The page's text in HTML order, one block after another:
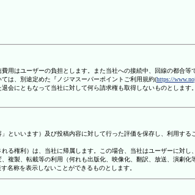
はユーザーの負担とします。また当社への接続中、回線の都合等
は、別途定めた『ノジマスーパーポイントご利用規約(https://
会にともなって当社に対して何ら請求権も取得しないものとし
といいます）及び投稿内容に対して行った評価を保存し、利用
権利）は、当社に帰属します。この場合、当社はユーザーに対し
複製、転載等の利用（何れも出版化、映像化、翻訳、放送、演
名称を表示しないことができるものとします。